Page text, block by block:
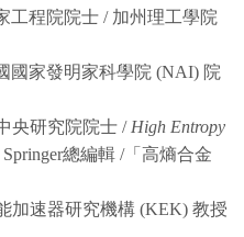
工程院院士 / 加州理工學院
國家發明家科學院 (NAI) 院
央研究院院士 / High Entropy
Springer總編輯 /「高熵合金
加速器研究機構 (KEK) 教授